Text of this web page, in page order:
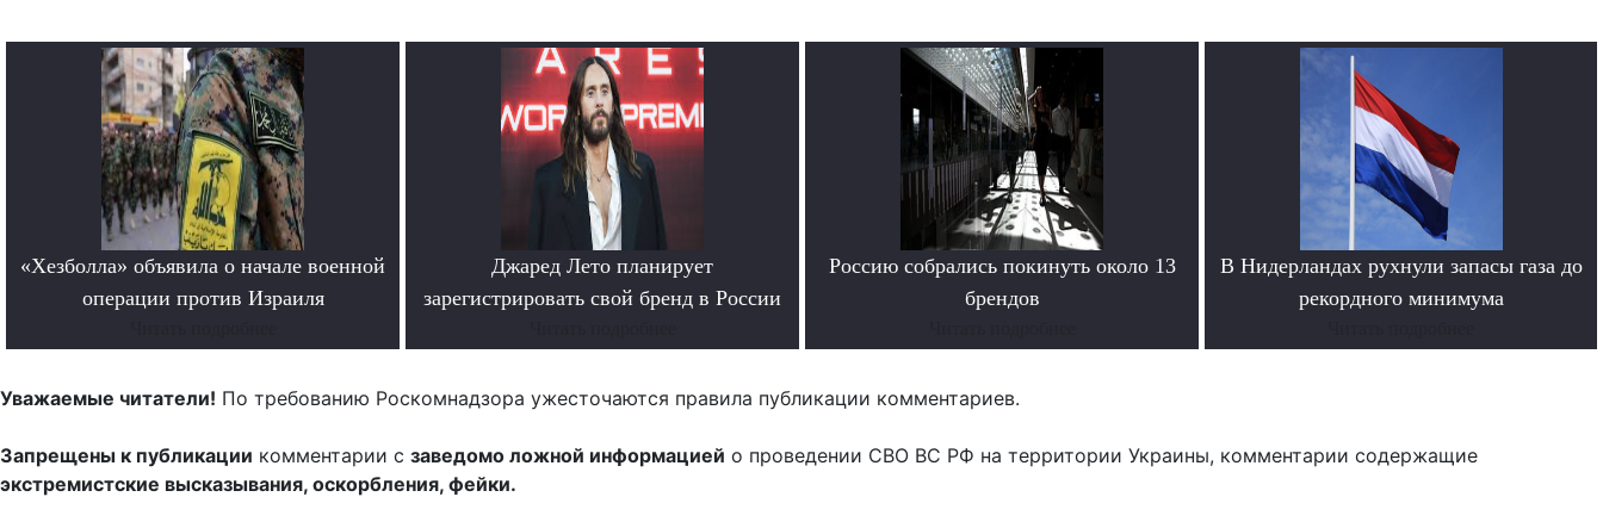
«Хезболла» объявила о начале военной
операции против Израиля
Джаред Лето планирует
зарегистрировать свой бренд в России
Россию собрались покинуть около 13
брендов
В Нидерландах рухнули запасы газа до
рекордного минимума
Уважаемые читатели! По требованию Роскомнадзора ужесточаются правила публикации комментариев.
Запрещены к публикации комментарии с заведомо ложной информацией о проведении СВО ВС РФ на территории Украины, комментарии содержащие
экстремистские высказывания, оскорбления, фейки.